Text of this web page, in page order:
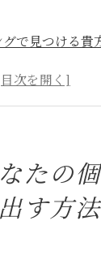
で見つける貴
が日常に与え
たの
す方